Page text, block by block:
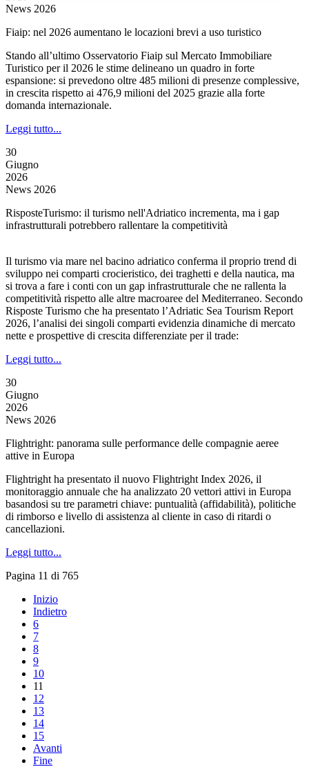
News 2026
Fiaip: nel 2026 aumentano le locazioni brevi a uso turistico
Stando all’ultimo Osservatorio Fiaip sul Mercato Immobiliare
Turistico per il 2026 le stime delineano un quadro in forte
espansione: si prevedono oltre 485 milioni di presenze complessive,
in crescita rispetto ai 476,9 milioni del 2025 grazie alla forte
domanda internazionale.
Leggi tutto...
30
Giugno
2026
News 2026
RisposteTurismo: il turismo nell'Adriatico incrementa, ma i gap
infrastrutturali potrebbero rallentare la competitività
Il turismo via mare nel bacino adriatico conferma il proprio trend di
sviluppo nei comparti crocieristico, dei traghetti e della nautica, ma
si trova a fare i conti con un gap infrastrutturale che ne rallenta la
competitività rispetto alle altre macroaree del Mediterraneo. Secondo
Risposte Turismo che ha presentato l’Adriatic Sea Tourism Report
2026, l’analisi dei singoli comparti evidenzia dinamiche di mercato
nette e prospettive di crescita differenziate per il trade:
Leggi tutto...
30
Giugno
2026
News 2026
Flightright: panorama sulle performance delle compagnie aeree
attive in Europa
Flightright ha presentato il nuovo Flightright Index 2026, il
monitoraggio annuale che ha analizzato 20 vettori attivi in Europa
basandosi su tre parametri chiave: puntualità (affidabilità), politiche
di rimborso e livello di assistenza al cliente in caso di ritardi o
cancellazioni.
Leggi tutto...
Pagina 11 di 765
Inizio
Indietro
6
7
8
9
10
11
12
13
14
15
Avanti
Fine